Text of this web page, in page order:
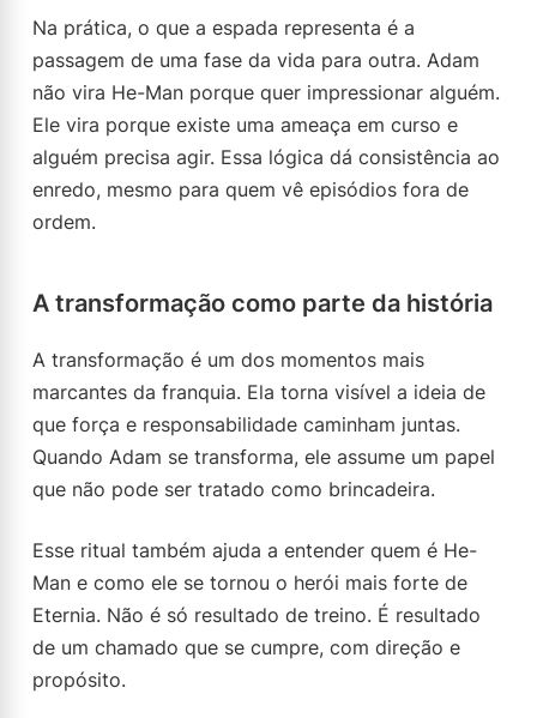
Na prática, o que a espada representa é a
passagem de uma fase da vida para outra. Adam
não vira He-Man porque quer impressionar alguém.
Ele vira porque existe uma ameaça em curso e
alguém precisa agir. Essa lógica dá consistência ao
enredo, mesmo para quem vê episódios fora de
ordem.
A transformação como parte da história
A transformação é um dos momentos mais
marcantes da franquia. Ela torna visível a ideia de
que força e responsabilidade caminham juntas.
Quando Adam se transforma, ele assume um papel
que não pode ser tratado como brincadeira.
Esse ritual também ajuda a entender quem é He-
Man e como ele se tornou o herói mais forte de
Eternia. Não é só resultado de treino. É resultado
de um chamado que se cumpre, com direção e
propósito.